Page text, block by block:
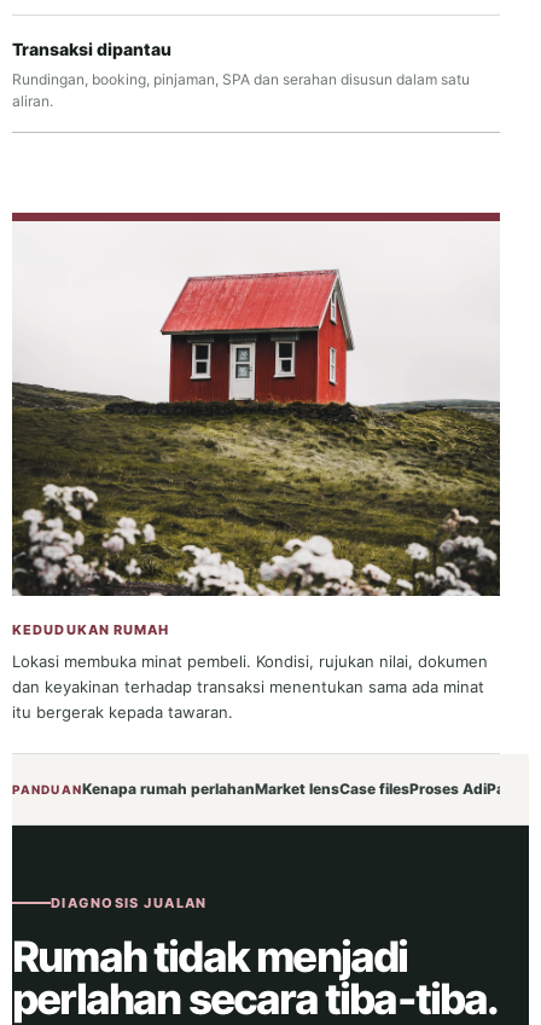
Transaksi dipantau
Rundingan, booking, pinjaman, SPA dan serahan disusun dalam satu
aliran.
KEDUDUKAN RUMAH
Lokasi membuka minat pembeli. Kondisi, rujukan nilai, dokumen
dan keyakinan terhadap transaksi menentukan sama ada minat
itu bergerak kepada tawaran.
PANDUANKenapa rumah perlahanMarket lensCase filesProses Adi
DIAGNOSIS JUALAN
Rumah tidak menjadi
perlahan secara tiba-tiba.